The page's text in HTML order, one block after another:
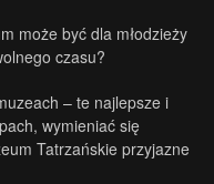
może być dla młodzieży
czasu?
– te najlepsze i
wymieniać się
Tatrzańskie przyjazne